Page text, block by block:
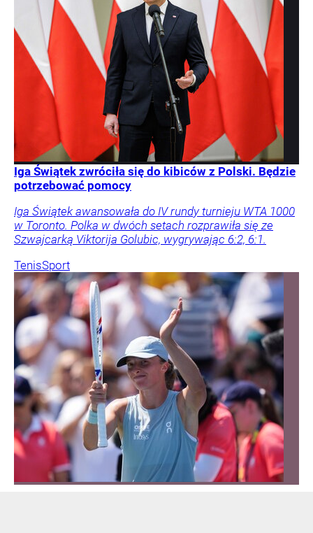
Iga Świątek zwróciła się do kibiców z Polski. Będzie
potrzebować pomocy
Iga Świątek awansowała do IV rundy turnieju WTA 1000
w Toronto. Polka w dwóch setach rozprawiła się ze
Szwajcarką Viktorija Golubic, wygrywając 6:2, 6:1.
TenisSport